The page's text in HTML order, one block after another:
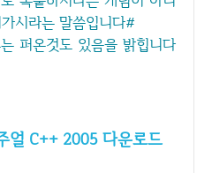
시라는 말씀입니다#
는 퍼온것도 있음을 밝힙니다
얼 C++ 2005 다운로드